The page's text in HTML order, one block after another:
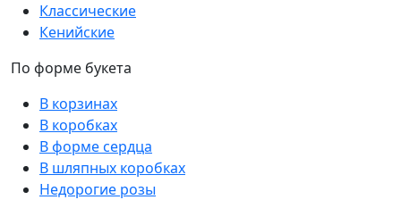
Классические
Кенийские
По форме букета
В корзинах
В коробках
В форме сердца
В шляпных коробках
Недорогие розы